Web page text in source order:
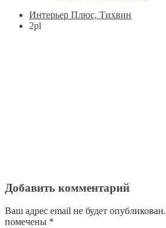
Интерьер Плюс, Тихвин
2pl
Добавить комментарий
Ваш адрес email не будет опубликован.
помечены *